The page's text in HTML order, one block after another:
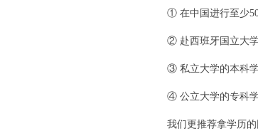
① 在中国进行至少500
② 赴西班牙国立大学
③ 私立大学的本科学
④ 公立大学的专科学
我们更推荐拿学历的